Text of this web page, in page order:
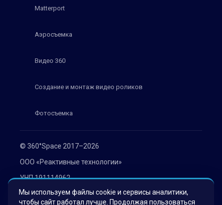
© 360°Space 2017–2026
ООО «Реактивные технологии»
УНП 191114962
г. Минск, ул. Мележа 1, офис 402
Matterport
Аэросъемка
Видео 360
Создание и монтаж видео роликов
Фотосъемка
Мы используем файлы cookie и сервисы аналитики,
чтобы сайт работал лучше. Продолжая пользоваться